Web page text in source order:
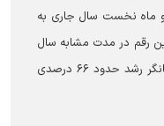
ماه نخست سال جاری به
است؛ این رقم در مدت مشابه سال
قبل ۷ هزار و ۶۰۵ میلیارد ریال بود که بیانگر رشد حدود ۶۶ درصدی